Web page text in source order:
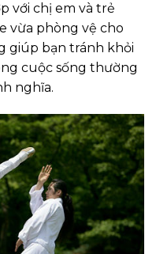
với chị em và trẻ
vừa phòng vệ cho
giúp bạn tránh khỏi
cuộc sống thường
nghĩa.